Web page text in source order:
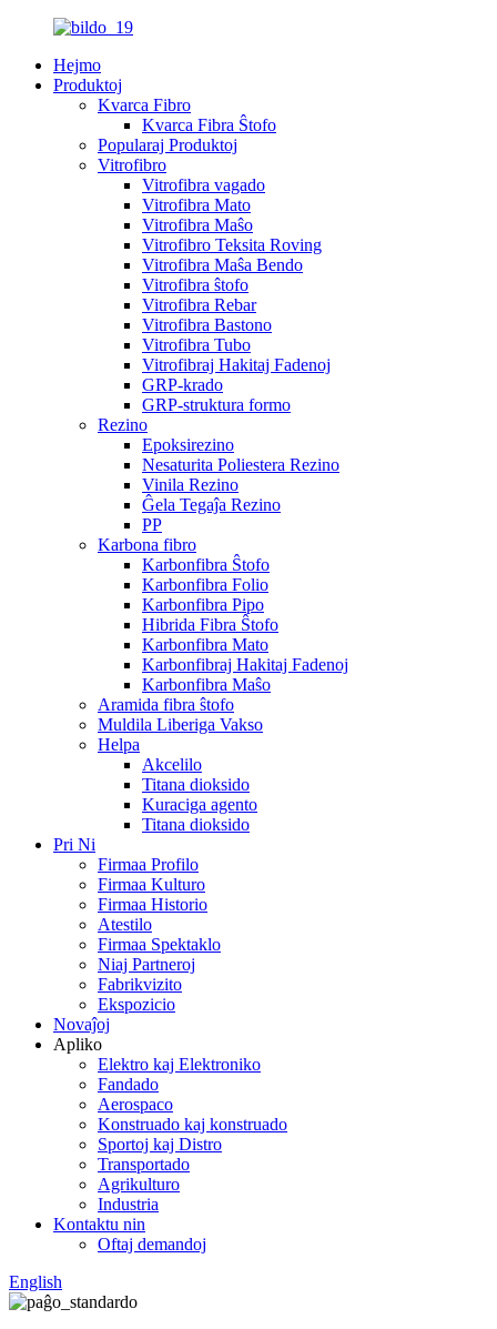
Hejmo
Produktoj
Kvarca Fibro
Kvarca Fibra Ŝtofo
Popularaj Produktoj
Vitrofibro
Vitrofibra vagado
Vitrofibra Mato
Vitrofibra Maŝo
Vitrofibro Teksita Roving
Vitrofibra Maŝa Bendo
Vitrofibra ŝtofo
Vitrofibra Rebar
Vitrofibra Bastono
Vitrofibra Tubo
Vitrofibraj Hakitaj Fadenoj
GRP-krado
GRP-struktura formo
Rezino
Epoksirezino
Nesaturita Poliestera Rezino
Vinila Rezino
Ĝela Tegaĵa Rezino
PP
Karbona fibro
Karbonfibra Ŝtofo
Karbonfibra Folio
Karbonfibra Pipo
Hibrida Fibra Ŝtofo
Karbonfibra Mato
Karbonfibraj Hakitaj Fadenoj
Karbonfibra Maŝo
Aramida fibra ŝtofo
Muldila Liberiga Vakso
Helpa
Akcelilo
Titana dioksido
Kuraciga agento
Titana dioksido
Pri Ni
Firmaa Profilo
Firmaa Kulturo
Firmaa Historio
Atestilo
Firmaa Spektaklo
Niaj Partneroj
Fabrikvizito
Ekspozicio
Novaĵoj
Apliko
Elektro kaj Elektroniko
Fandado
Aerospaco
Konstruado kaj konstruado
Sportoj kaj Distro
Transportado
Agrikulturo
Industria
Kontaktu nin
Oftaj demandoj
English